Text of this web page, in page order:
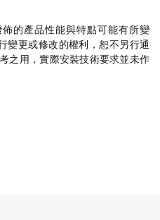
的產品性能與特點可能有所變
變更或修改的權利，恕不另行通
之用，實際安裝技術要求並未作